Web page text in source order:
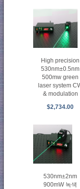
High precision
530nm±0.5nm
500mw green
laser system
& modulation
$2,734.00
530nm±2nm
900mW 녹색